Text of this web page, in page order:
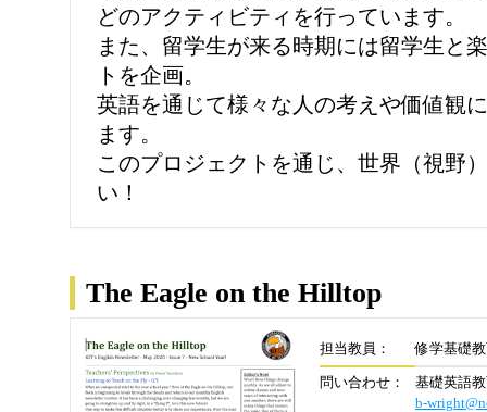
どのアクティビティを行っています。
また、留学生が来る時期には留学生と
トを企画。
英語を通じて様々な人の考えや価値観
ます。
このプロジェクトを通じ、世界（視野
い！
The Eagle on the Hilltop
担当教員： 修学基礎
問い合わせ：
基礎英語
b-